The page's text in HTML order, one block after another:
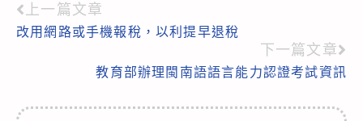
Read
more
上一篇文章
改用網路或手機報稅，以利提早退稅
下一篇文章
教育部辦理閩南語語言能力認證考試資訊